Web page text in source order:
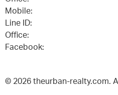
Mobile:
Line ID:
Office:
Facebook:
© 2026 theurban-realty.com.